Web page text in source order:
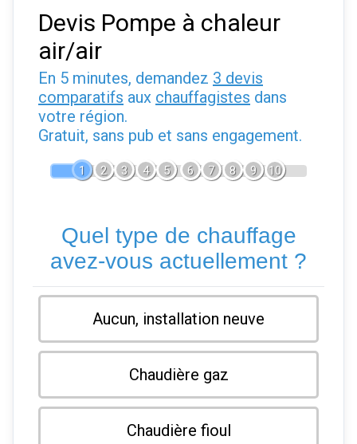
Devis Pompe à chaleur
air/air
En 5 minutes, demandez 3 devis
comparatifs aux chauffagistes dans
votre région.
Gratuit, sans pub et sans engagement.
1 2 3 4 5 6 7 8 9 10
Quel type de chauffage
avez-vous actuellement ?
Aucun, installation neuve
Chaudière gaz
Chaudière fioul